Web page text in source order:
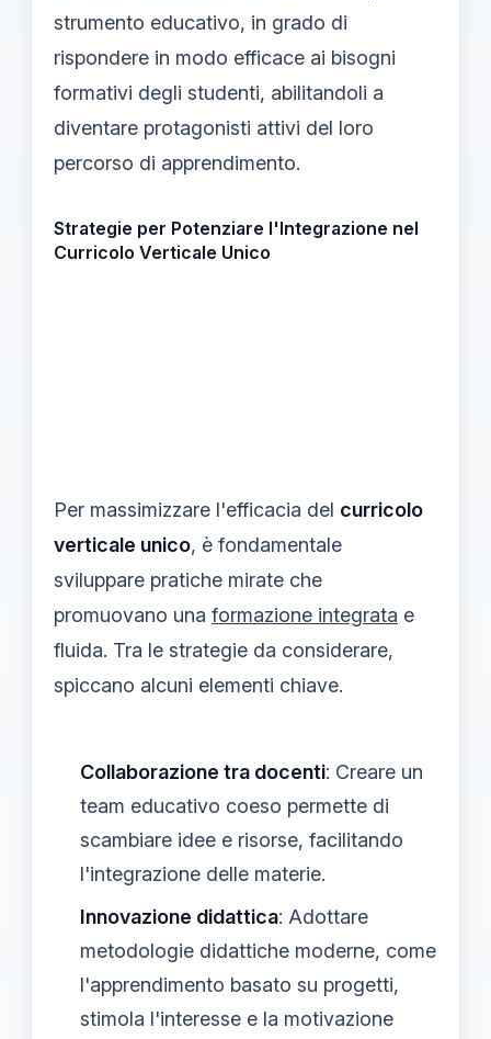
strumento educativo, in grado di
rispondere in modo efficace ai bisogni
formativi degli studenti, abilitandoli a
diventare protagonisti attivi del loro
percorso di apprendimento.
Strategie per Potenziare l'Integrazione nel
Curricolo Verticale Unico
Per massimizzare l'efficacia del curricolo
verticale unico, è fondamentale
sviluppare pratiche mirate che
promuovano una formazione integrata e
fluida. Tra le strategie da considerare,
spiccano alcuni elementi chiave.
Collaborazione tra docenti: Creare un
team educativo coeso permette di
scambiare idee e risorse, facilitando
l'integrazione delle materie.
Innovazione didattica: Adottare
metodologie didattiche moderne, come
l'apprendimento basato su progetti,
stimola l'interesse e la motivazione